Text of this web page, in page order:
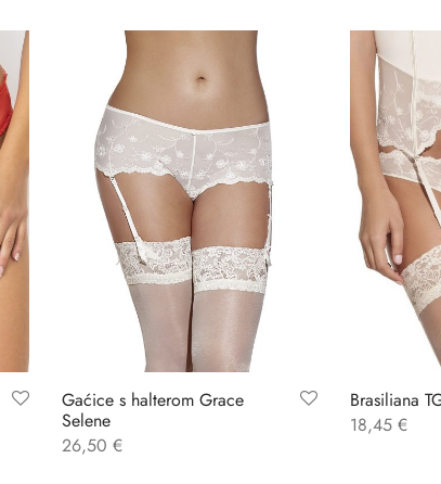
Gaćice s halterom Grace
Selene
26,50 €
Brasiliana
18,45 €